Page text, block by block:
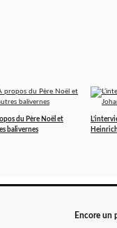
du Père Noël et
balivernes
Encore un